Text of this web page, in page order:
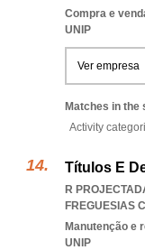
Compra e
UNIP
Ver empresa
Matches in the
Activity
Títulos E
R
FREGUESIAS
Manutenção e
UNIP